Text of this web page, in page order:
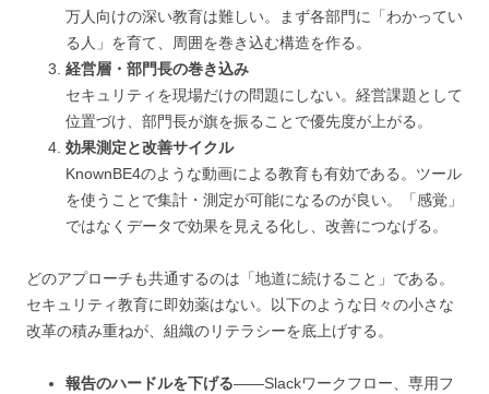
万人向けの深い教育は難しい。まず各部門に「わかってい
る人」を育て、周囲を巻き込む構造を作る。
経営層・部門長の巻き込み
セキュリティを現場だけの問題にしない。経営課題として
位置づけ、部門長が旗を振ることで優先度が上がる。
効果測定と改善サイクル
KnownBE4のような動画による教育も有効である。ツール
を使うことで集計・測定が可能になるのが良い。「感覚」
ではなくデータで効果を見える化し、改善につなげる。
どのアプローチも共通するのは「地道に続けること」である。
セキュリティ教育に即効薬はない。以下のような日々の小さな
改革の積み重ねが、組織のリテラシーを底上げする。
報告のハードルを下げる——Slackワークフロー、専用フ